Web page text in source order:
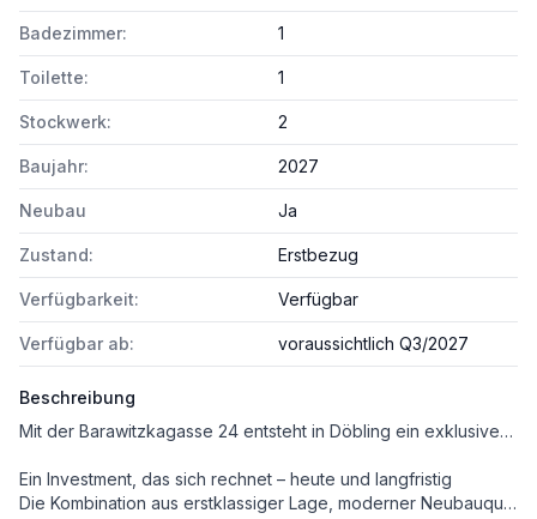
Badezimmer: 1
Toilette: 1
Stockwerk: 2
Baujahr: 2027
Neubau Ja
Zustand: Erstbezug
Verfügbarkeit: Verfügbar
Verfügbar ab: voraussichtlich Q3/2027
Beschreibung
Mit der Barawitzkagasse 24 entsteht in Döbling ein exklusives Neubauprojekt, das wie gemacht ist für Käufer von Vorsorgewohnungen – besonders auch für Anleger, die ihr Portfolio gezielt erweitern möchten. In Zeiten volatiler Märkte bleibt die Wohnimmobilie eine der stabilsten Wertanlagen. Und gerade in Wien zeigt sich das deutlicher denn je: Die Nachfrage nach Mietwohnungen ist hoch, das Angebot knapp. Dieses Ungleichgewicht sorgt für nachhaltig solide Vermietbarkeit – vor allem in Toplagen wie Döbling.
Ein Investment, das sich rechnet – heute und langfristig
Die Kombination aus erstklassiger Lage, moderner Neubauqualität und einem Wohnungsmix, der breite Zielgruppen anspricht, macht Barawitzkagasse 24 zur idealen Vorsorgeimmobilie. Ob zur Sicherung Ihres Vermögens, als Baustein für laufende Mieteinnahmen oder als Teil eines größeren Anlagekonzepts: Hier investieren Sie in Wohnraum, der am Wiener Markt dauerhaft gesucht ist.